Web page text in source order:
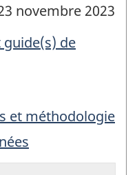
novembre 2023
de
et méthodologie